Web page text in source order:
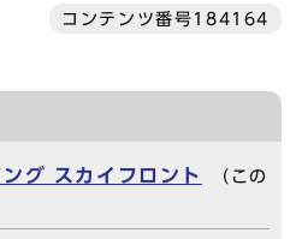
コンテンツ番号184164
グ スカイフロント
（この